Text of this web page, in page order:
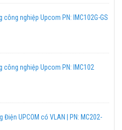
công nghiệp Upcom PN: IMC102G-GS
công nghiệp Upcom PN: IMC102
Điện UPCOM có VLAN | PN: MC202-